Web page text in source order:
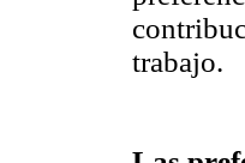
trabajo.